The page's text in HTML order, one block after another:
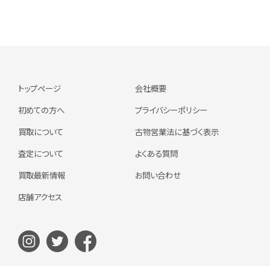
トップページ
初めての方へ
買取について
査定について
買取最新情報
店舗アクセス
会社概要
プライバシーポリシー
古物営業法に基づく表示
よくある質問
お問い合わせ